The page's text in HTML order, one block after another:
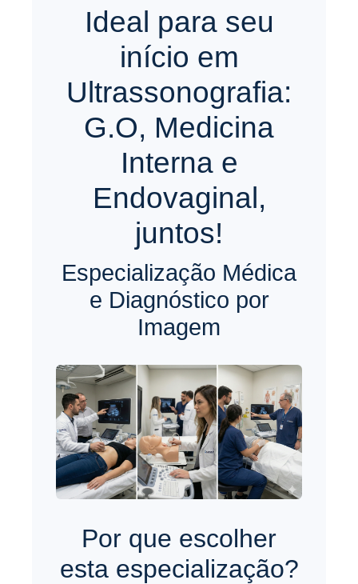
Ideal para seu
início em
Ultrassonografia:
G.O, Medicina
Interna e
Endovaginal,
juntos!
Especialização Médica
e Diagnóstico por
Imagem
Por que escolher
esta especialização?